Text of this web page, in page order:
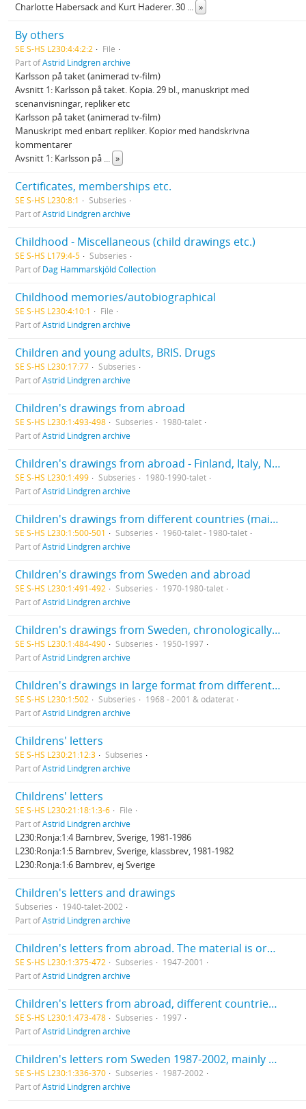
Charlotte Habersack and Kurt Haderer. 30 ... »
By others
SE S-HS L230:4:4:2:2
File
Part ofAstrid Lindgren archive
Karlsson på taket (animerad tv-film)
Avsnitt 1: Karlsson på taket. Kopia. 29 bl., manuskript med
scenanvisningar, repliker etc
Karlsson på taket (animerad tv-film)
Manuskript med enbart repliker. Kopior med handskrivna
kommentarer
Avsnitt 1: Karlsson på ... »
Certificates, memberships etc.
SE S-HS L230:8:1
Subseries
Part ofAstrid Lindgren archive
Childhood - Miscellaneous (child drawings etc.)
SE S-HS L179:4-5
Subseries
Part ofDag Hammarskjöld Collection
Childhood memories/autobiographical
SE S-HS L230:4:10:1
File
Part ofAstrid Lindgren archive
Children and young adults, BRIS. Drugs
SE S-HS L230:17:77
Subseries
Part ofAstrid Lindgren archive
Children's drawings from abroad
SE S-HS L230:1:493-498 Subseries
1980-talet
Part ofAstrid Lindgren archive
Children's drawings from abroad - Finland, Italy, Netherlands
SE S-HS L230:1:499 Subseries
1980-1990-talet
Part ofAstrid Lindgren archive
Children's drawings from different countries (mainly Sweden) Unsorted
SE S-HS L230:1:500-501 Subseries
1960-talet - 1980-talet
Part ofAstrid Lindgren archive
Children's drawings from Sweden and abroad
SE S-HS L230:1:491-492 Subseries
1970-1980-talet
Part ofAstrid Lindgren archive
Children's drawings from Sweden, chronologically ordered
SE S-HS L230:1:484-490 Subseries
1950-1997
Part ofAstrid Lindgren archive
Children's drawings in large format from different countries. Unsorted
SE S-HS L230:1:502 Subseries
1968 - 2001 & odaterat
Part ofAstrid Lindgren archive
Childrens' letters
SE S-HS L230:21:12:3
Subseries
Part ofAstrid Lindgren archive
Childrens' letters
SE S-HS L230:21:18:1:3-6
File
Part ofAstrid Lindgren archive
L230:Ronja:1:4 Barnbrev, Sverige, 1981-1986
L230:Ronja:1:5 Barnbrev, Sverige, klassbrev, 1981-1982
L230:Ronja:1:6 Barnbrev, ej Sverige
Children's letters and drawings
Subseries
1940-talet-2002
Part ofAstrid Lindgren archive
Children's letters from abroad. The material is ordered alphabetically by country and sorted chronologically
SE S-HS L230:1:375-472 Subseries
1947-2001
Part ofAstrid Lindgren archive
Children's letters from abroad, different countries, on her 90th birthday. Unsorted in big boxes
SE S-HS L230:1:473-478 Subseries
1997
Part ofAstrid Lindgren archive
Children's letters rom Sweden 1987-2002, mainly birthday wishes. Unsorted in big boxes
SE S-HS L230:1:336-370 Subseries
1987-2002
Part ofAstrid Lindgren archive